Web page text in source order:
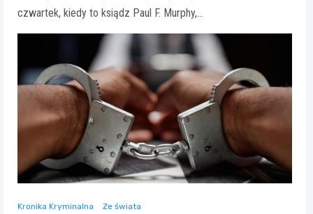
czwartek, kiedy to ksiądz Paul F. Murphy,…
Kronika Kryminalna Ze świata